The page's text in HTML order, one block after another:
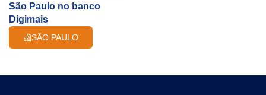
São Paulo no banco
Digimais
SÃO PAULO